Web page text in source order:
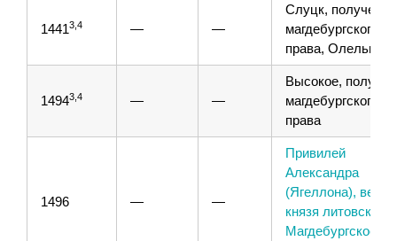
14413,4 — —
Слуцк, получение
магдебургского
права, Олелько
14943,4 — —
Высокое,
магдебургского
права
1496 — —
Привилей
Александра
(Ягеллона),
князя литовского,
Магдебургское